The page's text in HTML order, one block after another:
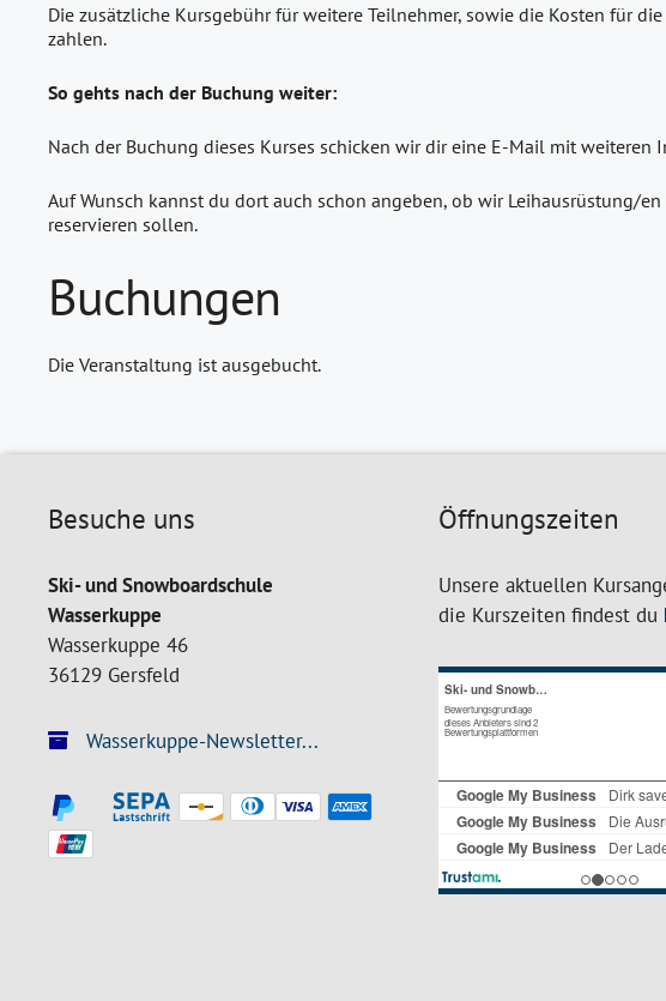
Die zusätzliche Kursgebühr für weitere Teilnehmer, sowie die Kosten für
zahlen.
So gehts nach der Buchung weiter:
Nach der Buchung dieses Kurses schicken wir dir eine E-Mail mit
Auf Wunsch kannst du dort auch schon angeben, ob wir Leihausrüstung/
reservieren sollen.
Buchungen
Die Veranstaltung ist ausgebucht.
Besuche uns
Ski- und Snowboardschule
Wasserkuppe
Wasserkuppe 46
36129 Gersfeld
Wasserkuppe-Newsletter...
Öffnungszeiten
Unsere aktuellen
die Kurszeiten findest du